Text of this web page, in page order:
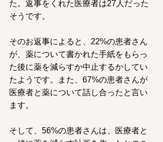
た。返事をくれた医療者は27人だった
そうです。
そのお返事によると、22%の患者さん
が、薬について書かれた手紙をもらっ
た後に薬を減らすか中止するかしてい
たようです。また、67%の患者さんが
医療者と薬について話し合ったと言い
ます。
そして、56%の患者さんは、医療者と